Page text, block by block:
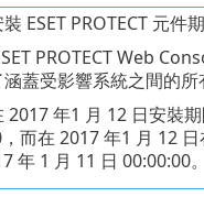
ESET PROTECT 元
PROTECT Web
蓋受影響系統之間的所
2017 年1 月 12 日安裝
而在 2017 年1 月 12
年 1 月 11 日 00:00:00。